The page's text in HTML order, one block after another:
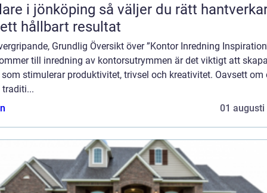
så väljer du rätt hantverkare
hållbart resultat
Grundlig Översikt över ”Kontor Inredning
till inredning av kontorsutrymmen är det viktigt att
stimulerar produktivitet, trivsel och kreativitet. Oavsett om
traditi...
01 augusti